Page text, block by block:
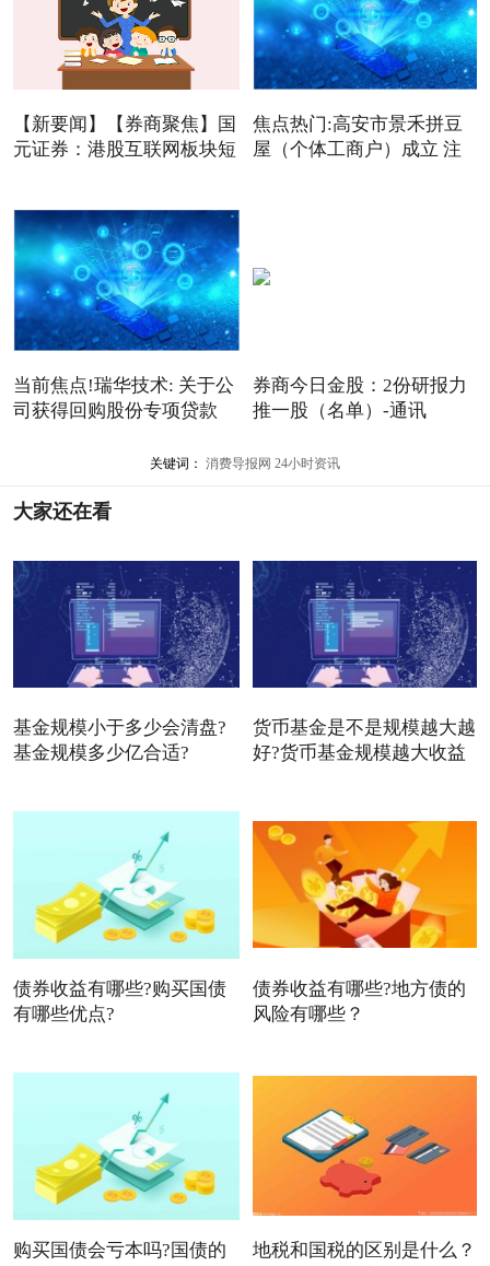
【新要闻】【券商聚焦】国
元证券：港股互联网板块短
焦点热门:高安市景禾拼豆
屋（个体工商户）成立 注
当前焦点!瑞华技术: 关于公
司获得回购股份专项贷款
券商今日金股：2份研报力
推一股（名单）-通讯
关键词： 消费导报网 24小时资讯
大家还在看
基金规模小于多少会清盘?
基金规模多少亿合适?
货币基金是不是规模越大越
好?货币基金规模越大收益
债券收益有哪些?购买国债
有哪些优点?
债券收益有哪些?地方债的
风险有哪些？
购买国债会亏本吗?国债的
地税和国税的区别是什么？